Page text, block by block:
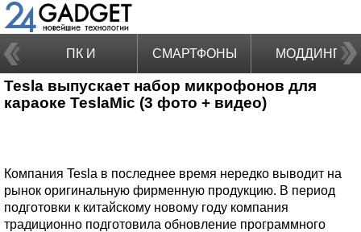
ПК И
НОУТБУКИ
СМАРТФОНЫ МОДДИНГ
Tesla выпускает набор микрофонов для
караоке TeslaMic (3 фото + видео)
Компания Tesla в последнее время нередко выводит на
рынок оригинальную фирменную продукцию. В период
подготовки к китайскому новому году компания
традиционно подготовила обновление программного